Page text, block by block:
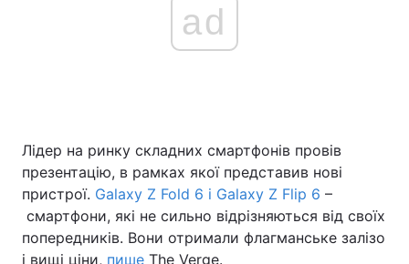
ad
Лідер на ринку складних смартфонів провів
презентацію, в рамках якої представив нові
пристрої. Galaxy Z Fold 6 і Galaxy Z Flip 6 –
смартфони, які не сильно відрізняються від своїх
попередників. Вони отримали флагманське залізо
і вищі ціни, пише The Verge.